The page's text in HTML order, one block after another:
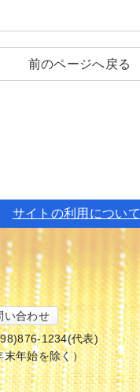
前のページへ戻る
サイトの利用について
い合わせ
1234(代表)
末年始を除く）